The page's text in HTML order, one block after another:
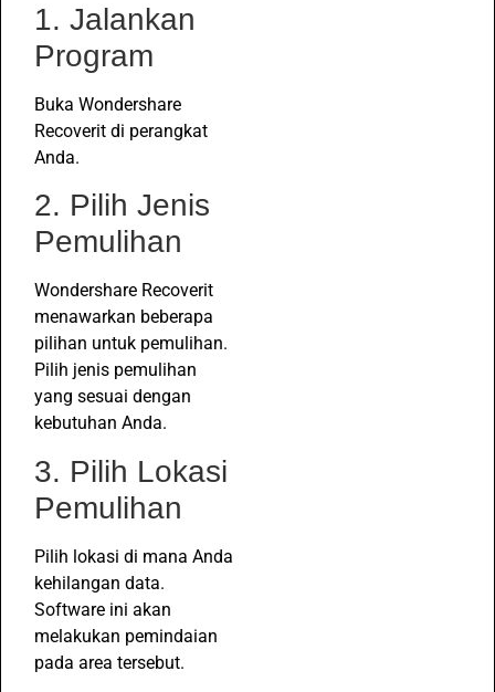
1. Jalankan
Program
Buka Wondershare
Recoverit di perangkat
Anda.
2. Pilih Jenis
Pemulihan
Wondershare Recoverit
menawarkan beberapa
pilihan untuk pemulihan.
Pilih jenis pemulihan
yang sesuai dengan
kebutuhan Anda.
3. Pilih Lokasi
Pemulihan
Pilih lokasi di mana Anda
kehilangan data.
Software ini akan
melakukan pemindaian
pada area tersebut.